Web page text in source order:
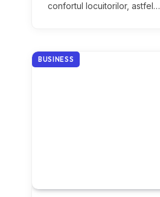
confortul locuitorilor, astfel…
BUSINESS